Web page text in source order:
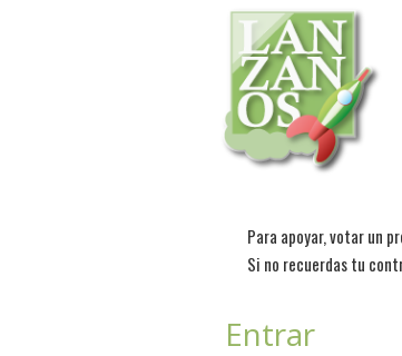
Para apoyar, votar un
Si no recuerdas tu
Entrar